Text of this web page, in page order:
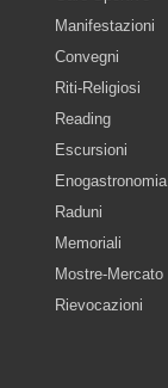
Manifestazioni
Convegni
Riti-Religiosi
Reading
Escursioni
Enogastronomia
Raduni
Memoriali
Mostre-Mercato
Rievocazioni